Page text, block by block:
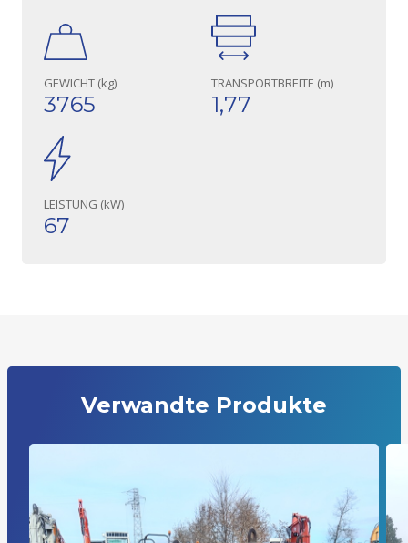
GEWICHT (kg)
3765
TRANSPORTBREITE (m)
1,77
LEISTUNG (kW)
67
Verwandte Produkte